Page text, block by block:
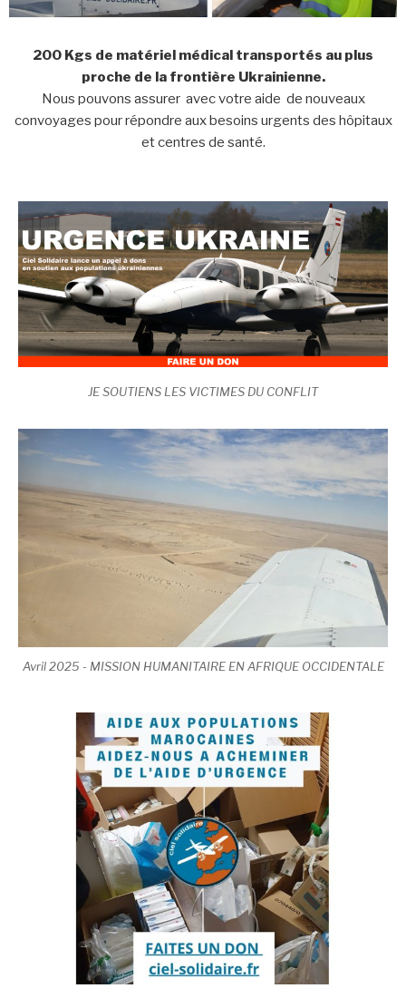
200 Kgs de matériel médical transportés au plus
proche de la frontière Ukrainienne.
Nous pouvons assurer avec votre aide de nouveaux
convoyages pour répondre aux besoins urgents des hôpitaux
et centres de santé.
JE SOUTIENS LES VICTIMES DU CONFLIT
Avril 2025 - MISSION HUMANITAIRE EN AFRIQUE OCCIDENTALE